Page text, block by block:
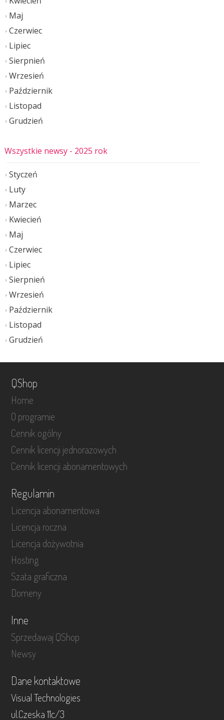
Maj
Czerwiec
Lipiec
Sierpnień
Wrzesień
Październik
Listopad
Grudzień
Wszystkie newsy - 2025 rok
Styczeń
Luty
Marzec
Kwiecień
Maj
Czerwiec
Lipiec
Sierpnień
Wrzesień
Październik
Listopad
Grudzień
QShop
Home
O programie
Cennik ogólny
Cennik licencji jednorazowych
Cennik licencji abonamentowych
Regulamin
Licencja abonamentowa
Licencja roczna
Licencja dożywotnia
Hosting
Szata graficzna
Domeny
Inne
Sprzedawaj QShop
Newsy
Dane kontaktowe
Visual Technologies
ul.Czeska 11c/3